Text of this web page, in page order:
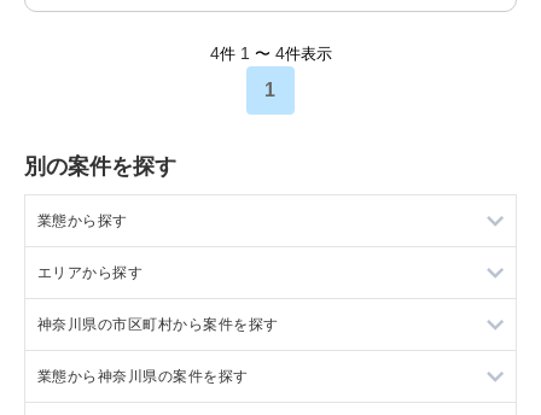
4件 1 〜 4件表示
1
別の案件を探す
業態から探す
ラーメンの居抜き売却物件の案件一覧
フランス料理の居抜き売却物件の案件一覧
イタリア料理の居抜き売却物件の案件一覧
エリアから探す
東京23区の飲食店の居抜き売却物件の案件一覧
東京都下の飲食店の居抜き売却物件の案件一覧
神奈川県の市区町村から案件を探す
大和市の飲食店の居抜き売却物件の案件一覧
業態から神奈川県の案件を探す